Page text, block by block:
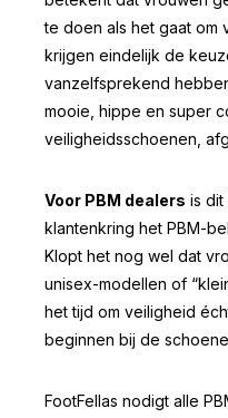
te doen als het gaat om
krijgen eindelijk de
vanzelfsprekend
mooie, hippe en super
veiligheidsschoenen,
Voor PBM dealers is dit
klantenkring het PBM-
Klopt het nog wel dat
unisex-modellen of
het tijd om veiligheid
beginnen bij de
FootFellas nodigt alle